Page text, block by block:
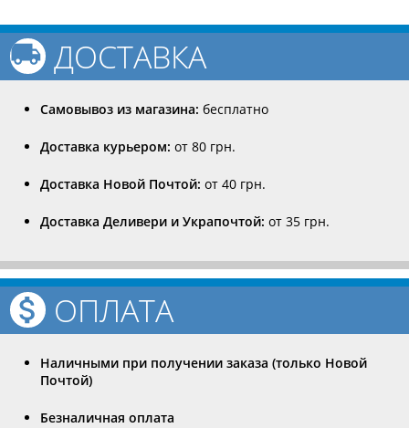
ДОСТАВКА
Самовывоз из магазина: бесплатно
Доставка курьером: от 80 грн.
Доставка Новой Почтой: от 40 грн.
Доставка Деливери и Украпочтой: от 35 грн.
ОПЛАТА
Наличными при получении заказа (только Новой
Почтой)
Безналичная оплата